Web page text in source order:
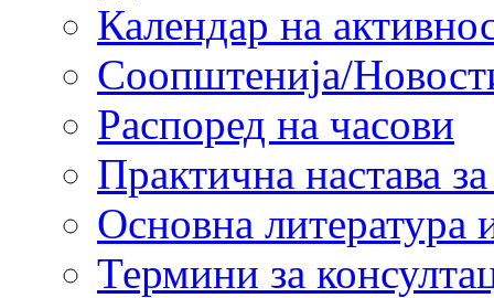
Календар на
Соопштенија/
Распоред на часови
Практична настава
Основна литература
Термини за